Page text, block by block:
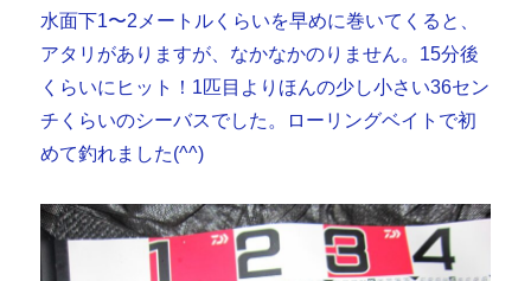
水面下1〜2メートルくらいを早めに巻いてくると、
アタリがありますが、なかなかのりません。15分後
くらいにヒット！1匹目よりほんの少し小さい36セン
チくらいのシーバスでした。ローリングベイトで初
めて釣れました(^^)